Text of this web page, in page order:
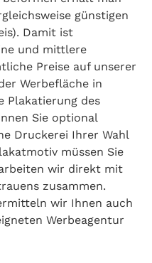
günstigen
Damit ist
und mittlere
Preise auf unserer
Werbefläche in
Plakatierung des
Sie optional
Druckerei Ihrer Wahl
müssen Sie
wir direkt mit
zusammen.
wir Ihnen auch
Werbeagentur